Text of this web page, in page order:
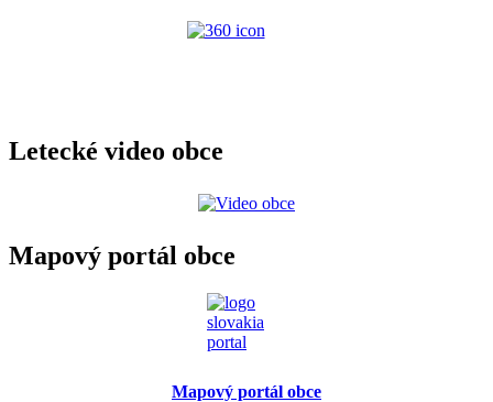
Letecké video obce
Mapový portál obce
Mapový portál obce